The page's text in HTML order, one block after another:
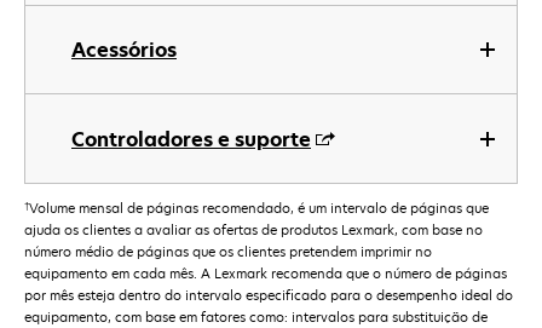
Acessórios
Controladores e suporte
†Volume mensal de páginas recomendado, é um intervalo de páginas que
ajuda os clientes a avaliar as ofertas de produtos Lexmark, com base no
número médio de páginas que os clientes pretendem imprimir no
equipamento em cada mês. A Lexmark recomenda que o número de páginas
por mês esteja dentro do intervalo especificado para o desempenho ideal do
equipamento, com base em fatores como: intervalos para substituição de